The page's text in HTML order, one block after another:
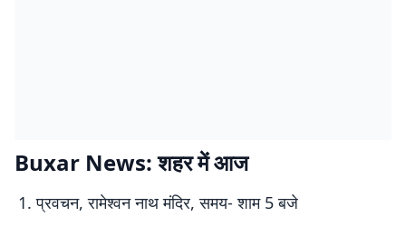
Buxar News: शहर में आज
प्रवचन, रामेश्वन नाथ मंदिर, समय- शाम 5 बजे